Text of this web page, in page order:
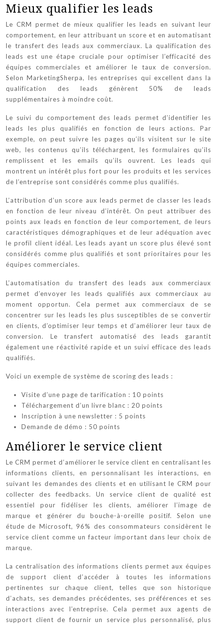
Mieux qualifier les leads
Le CRM permet de mieux qualifier les leads en suivant leur
comportement, en leur attribuant un score et en automatisant
le transfert des leads aux commerciaux. La qualification des
leads est une étape cruciale pour optimiser l’efficacité des
équipes commerciales et améliorer le taux de conversion.
Selon MarketingSherpa, les entreprises qui excellent dans la
qualification des leads génèrent 50% de leads
supplémentaires à moindre coût.
Le suivi du comportement des leads permet d’identifier les
leads les plus qualifiés en fonction de leurs actions. Par
exemple, on peut suivre les pages qu’ils visitent sur le site
web, les contenus qu’ils téléchargent, les formulaires qu’ils
remplissent et les emails qu’ils ouvrent. Les leads qui
montrent un intérêt plus fort pour les produits et les services
de l’entreprise sont considérés comme plus qualifiés.
L’attribution d’un score aux leads permet de classer les leads
en fonction de leur niveau d’intérêt. On peut attribuer des
points aux leads en fonction de leur comportement, de leurs
caractéristiques démographiques et de leur adéquation avec
le profil client idéal. Les leads ayant un score plus élevé sont
considérés comme plus qualifiés et sont prioritaires pour les
équipes commerciales.
L’automatisation du transfert des leads aux commerciaux
permet d’envoyer les leads qualifiés aux commerciaux au
moment opportun. Cela permet aux commerciaux de se
concentrer sur les leads les plus susceptibles de se convertir
en clients, d’optimiser leur temps et d’améliorer leur taux de
conversion. Le transfert automatisé des leads garantit
également une réactivité rapide et un suivi efficace des leads
qualifiés.
Voici un exemple de système de scoring des leads :
Visite d’une page de tarification : 10 points
Téléchargement d’un livre blanc : 20 points
Inscription à une newsletter : 5 points
Demande de démo : 50 points
Améliorer le service client
Le CRM permet d’améliorer le service client en centralisant les
informations clients, en personnalisant les interactions, en
suivant les demandes des clients et en utilisant le CRM pour
collecter des feedbacks. Un service client de qualité est
essentiel pour fidéliser les clients, améliorer l’image de
marque et générer du bouche-à-oreille positif. Selon une
étude de Microsoft, 96% des consommateurs considèrent le
service client comme un facteur important dans leur choix de
marque.
La centralisation des informations clients permet aux équipes
de support client d’accéder à toutes les informations
pertinentes sur chaque client, telles que son historique
d’achats, ses demandes précédentes, ses préférences et ses
interactions avec l’entreprise. Cela permet aux agents de
support client de fournir un service plus personnalisé, plus